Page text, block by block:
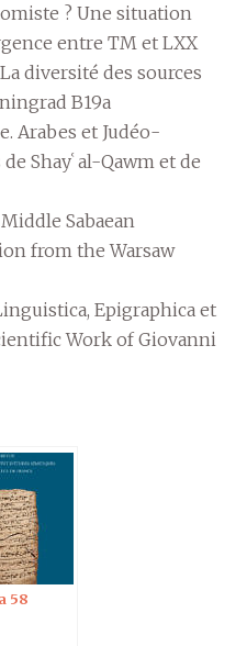
? Une situation
entre TM et LXX
diversité des sources
B19a
Arabes et Judéo-
Shayʿ al-Qawm et de
Sabaean
from the Warsaw
Epigraphica et
Work of Giovanni
58